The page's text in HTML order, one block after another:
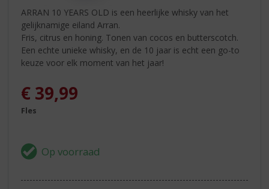
ARRAN 10 YEARS OLD is een heerlijke whisky van het
gelijknamige eiland Arran.
Fris, citrus en honing. Tonen van cocos en butterscotch.
Een echte unieke whisky, en de 10 jaar is echt een go-to
keuze voor elk moment van het jaar!
€ 39,99
Fles